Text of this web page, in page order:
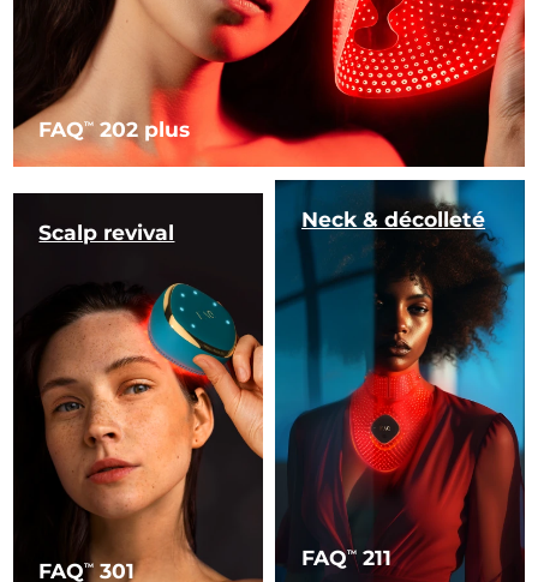
FAQTM 202 plus
FAQTM 301
Scalp revival
FAQTM 211
Neck & décolleté